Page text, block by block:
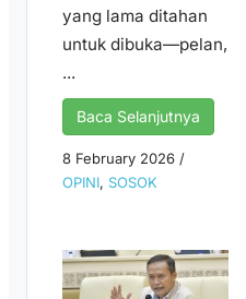
yang lama ditahan
untuk dibuka—pelan,
...
Baca Selanjutnya
8 February 2026 /
OPINI, SOSOK